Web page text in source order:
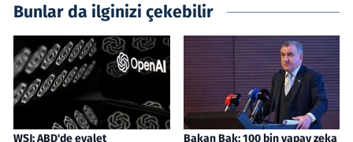
Bunlar da ilginizi çekebilir
WSJ: ABD'de eyalet
Bakan Bak: 100 bin yapay zeka